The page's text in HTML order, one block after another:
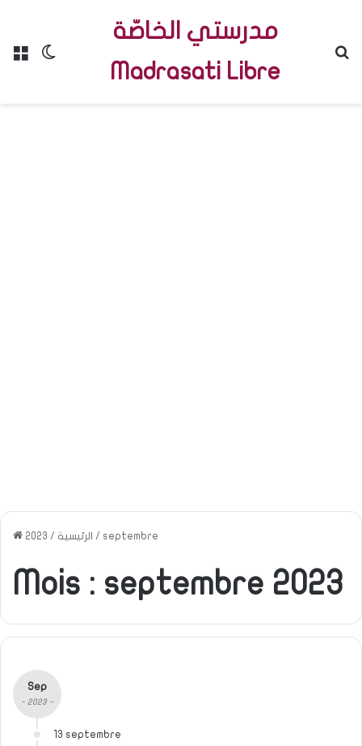
Menu
مدرستي الخاصّة
Madrasati Libre
الرئيسية /
2023 / septembre
Mois : septembre 2023
Sep
- 2023 -
13 septembre